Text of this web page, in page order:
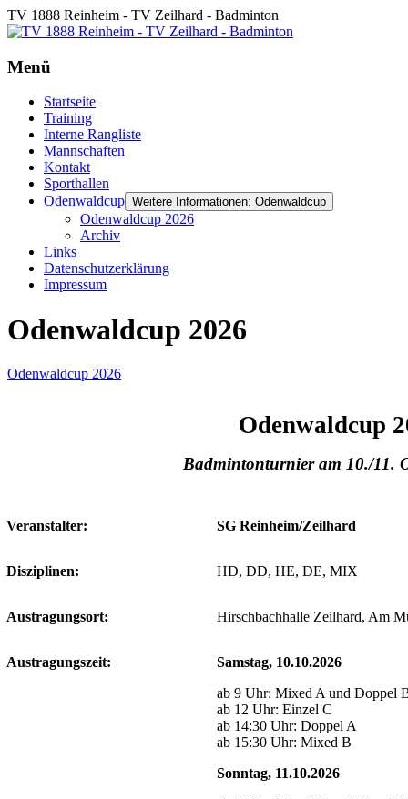
TV 1888 Reinheim - TV Zeilhard - Badminton
Menü
Startseite
Training
Interne Rangliste
Mannschaften
Kontakt
Sporthallen
Odenwaldcup Weitere Informationen: Odenwaldcup
Odenwaldcup 2026
Archiv
Links
Datenschutzerklärung
Impressum
Odenwaldcup 2026
Odenwaldcup 2026
Odenwaldcup
Badmintonturnier am 10./11.
Veranstalter: SG Reinheim/Zeilhard
Disziplinen: HD, DD, HE, DE, MIX
Austragungsort: Hirschbachhalle Zeilhard, Am
Austragungszeit:
Samstag, 10.10.2026
ab 9 Uhr: Mixed A und Doppel
ab 12 Uhr: Einzel C
ab 14:30 Uhr: Doppel A
ab 15:30 Uhr: Mixed B
Sonntag, 11.10.2026